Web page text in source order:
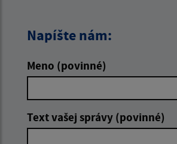
Napíšte nám:
Meno (povinné)
Text vašej správy (povinné)